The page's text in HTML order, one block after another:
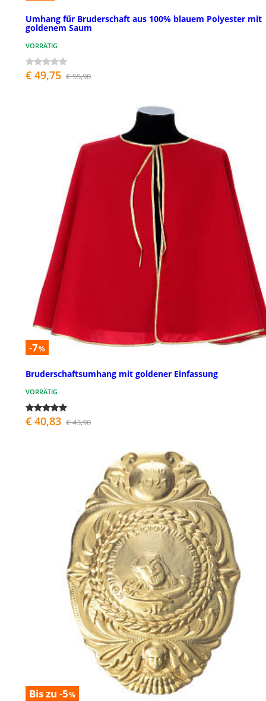
Umhang fűr Bruderschaft aus 100% blauem Polyester mit
goldenem Saum
VORRÄTIG
€ 49,75 € 55,90
-7%
Bruderschaftsumhang mit goldener Einfassung
VORRÄTIG
€ 40,83 € 43,90
Bis zu -5%